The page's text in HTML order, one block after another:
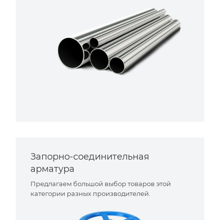
Запорно-соединительная
арматура
Предлагаем большой выбор товаров этой
категории разных производителей.